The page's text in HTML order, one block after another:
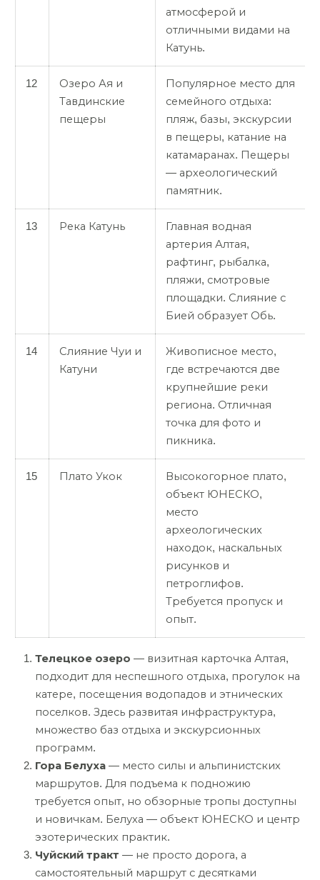
атмосферой и
отличными видами на
Катунь.
12
Озеро Ая и
Тавдинские
пещеры
Популярное место для
семейного отдыха:
пляж, базы, экскурсии
в пещеры, катание на
катамаранах. Пещеры
— археологический
памятник.
13 Река Катунь
Главная водная
артерия Алтая,
рафтинг, рыбалка,
пляжи, смотровые
площадки. Слияние с
Бией образует Обь.
14
Слияние Чуи и
Катуни
Живописное место,
где встречаются две
крупнейшие реки
региона. Отличная
точка для фото и
пикника.
15 Плато Укок
Высокогорное плато,
объект ЮНЕСКО,
место
археологических
находок, наскальных
рисунков и
петроглифов.
Требуется пропуск и
опыт.
Телецкое озеро — визитная карточка Алтая,
подходит для неспешного отдыха, прогулок на
катере, посещения водопадов и этнических
поселков. Здесь развитая инфраструктура,
множество баз отдыха и экскурсионных
программ.
Гора Белуха — место силы и альпинистских
маршрутов. Для подъема к подножию
требуется опыт, но обзорные тропы доступны
и новичкам. Белуха — объект ЮНЕСКО и центр
эзотерических практик.
Чуйский тракт — не просто дорога, а
самостоятельный маршрут с десятками